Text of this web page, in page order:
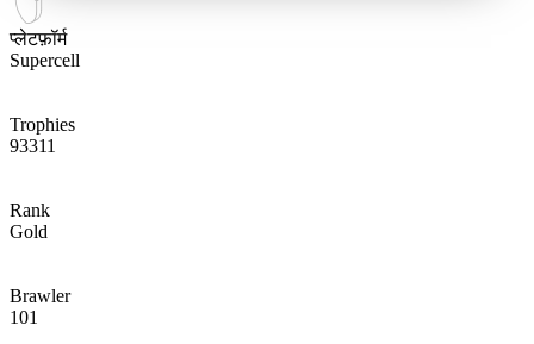
प्लेटफ़ॉर्म
Supercell
Trophies
93311
Rank
Gold
Brawler
101